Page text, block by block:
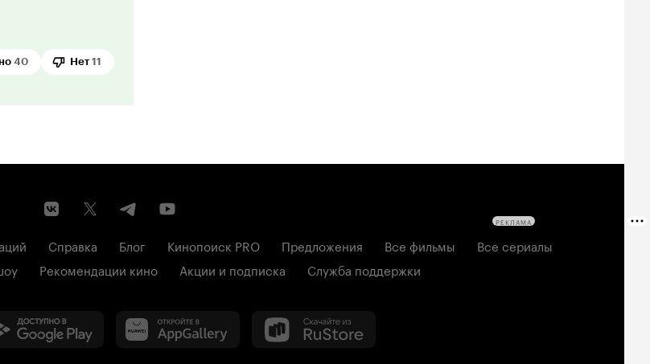
40 Нет 11
Справка Блог Кинопоиск PRO Предложения Все фильмы
Все сериалы
Рекомендации кино Акции и подписка Служба поддержки
РЕКЛАМА